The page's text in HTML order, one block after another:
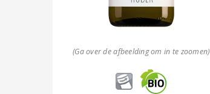
(Ga over de afbeelding om in te zoomen)